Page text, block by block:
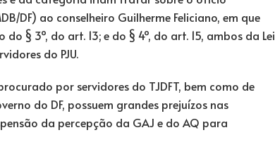
DF) ao conselheiro Guilherme Feliciano, em que
§ 3º, do art. 13; e do § 4º, do art. 15, ambos da Lei
do PJU.
por servidores do TJDFT, bem como de
do DF, possuem grandes prejuízos nas
da percepção da GAJ e do AQ para